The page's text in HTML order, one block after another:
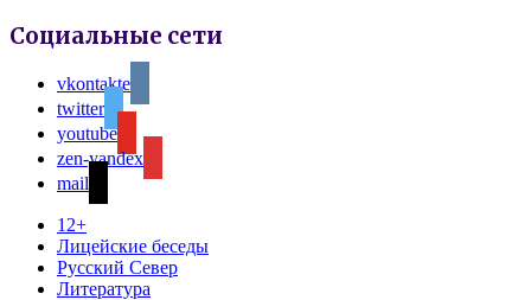
Социальные сети
vkontakte
twitter
youtube
zen-yandex
mail
12+
Лицейские беседы
Русский Север
Литература